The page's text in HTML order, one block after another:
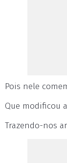
Pois nele
Que modificou
Trazendo-nos